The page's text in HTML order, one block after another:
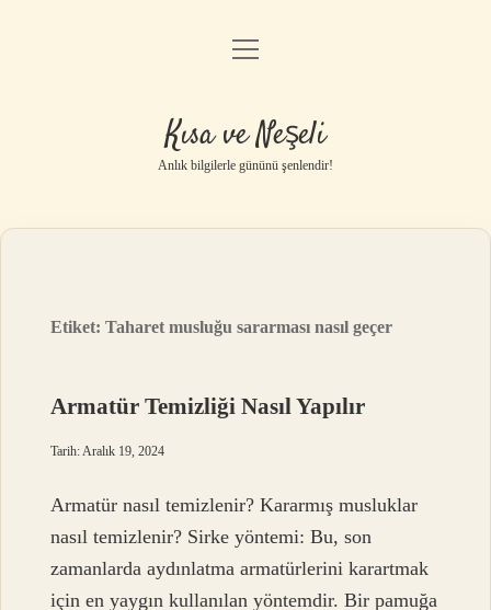
Anasayfa
Yasal Uyarı
menüyü
Kısa ve Neşeli
Anlık bilgilerle gününü şenlendir!
Etiket:Taharet musluğu sararması nasıl geçer
Armatür Temizliği Nasıl Yapılır
Tarih: Aralık 19, 2024
Armatür nasıl temizlenir? Kararmış musluklar
nasıl temizlenir? Sirke yöntemi: Bu, son
zamanlarda aydınlatma armatürlerini karartmak
için en yaygın kullanılan yöntemdir. Bir pamuğa